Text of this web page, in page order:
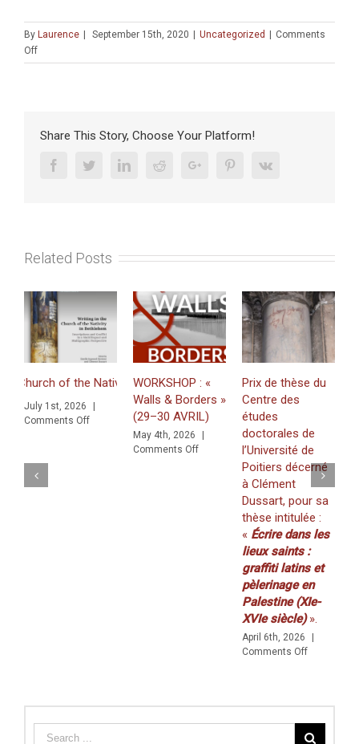
By Laurence | September 15th, 2020 | Uncategorized | Comments
Offon
APPEL
Atlas
|
de
recherche
postdoctoral
Share This Story, Choose Your Platform!
FacebookTwitterLinkedinRedditGoogle+ PinterestVk
Related Posts
Nativity in Bethlehem. Inscriptions and Graffiti in a Multilingual
1st, 2026 |
Offon
and Multigraphic Perspective
WORKSHOP : «
Walls & Borders »
(29–30 AVRIL)
May 4th, 2026
|
Comments Offon
Prix de thèse du
Centre des
études
doctorales de
l’Université de
Poitiers décerné
à Clément
Dussart, pour sa
thèse intitulée :
Écrire dans les
lieux saints :
graffiti latins et
pèlerinage en
Palestine (XIe-
XVIe siècle)».
April 6th, 2026
|
Comments Offon
du
Centre
Just
for
Khaṭṭāb
(volume
20/
March